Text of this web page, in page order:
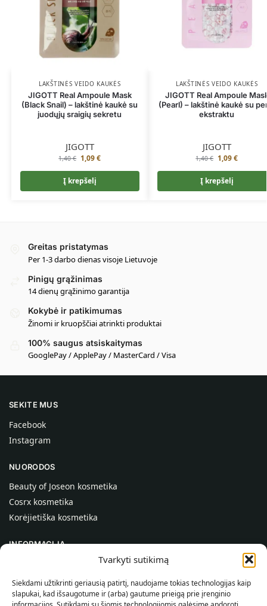
Tvarkyti sutikimą
Siekdami užtikrinti geriausią patirtį, naudojame tokias technologijas kaip
slapukai, kad išsaugotume ir (arba) gautume prieigą prie įrenginio
LAKŠTINĖS VEIDO KAUKĖS
JIGOTT Real Ampoule Mask
(Black Snail) – lakštinė kaukė su
juodųjų sraigių sekretu
JIGOTT
1,40€ 1,09€
Į krepšelį
LAKŠTINĖS VEIDO KAUKĖS
JIGOTT Real Ampoule
(Pearl) – lakštinė kaukė su
ekstraktu
JIGOTT
1,40€ 1,09€
Į krepšelį
Greitas pristatymas
Per 1-3 darbo dienas visoje Lietuvoje
Pinigų grąžinimas
14 dienų grąžinimo garantija
Kokybė ir patikimumas
Žinomi ir kruopščiai atrinkti produktai
100% saugus atsiskaitymas
GooglePay / ApplePay / MasterCard / Visa
SEKITE MUS
Facebook
Instagram
NUORODOS
Beauty of Joseon kosmetika
Cosrx kosmetika
Korėjietiška kosmetika
INFORMACIJA
Kontaktai
Pagalba